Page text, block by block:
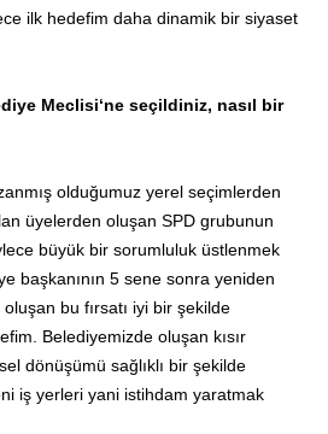
ilk hedefim daha dinamik bir siyaset
Meclisi‘ne seçildiniz, nasıl bir
olduğumuz yerel seçimlerden
üyelerden oluşan SPD grubunun
büyük bir sorumluluk üstlenmek
başkanının 5 sene sonra yeniden
bu fırsatı iyi bir şekilde
Belediyemizde oluşan kısır
dönüşümü sağlıklı bir şekilde
iş yerleri yani istihdam yaratmak